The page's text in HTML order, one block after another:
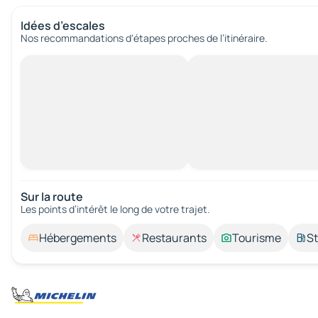
Idées d’escales
Nos recommandations d'étapes proches de l’itinéraire.
Sur la route
Les points d’intérêt le long de votre trajet.
Hébergements Restaurants Tourisme